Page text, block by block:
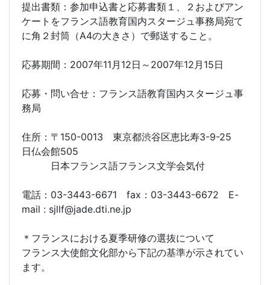
提出書類：参加申込書と応募書類１、２およびアン
ケートをフランス語教育国内スタージュ事務局宛て
に角２封筒（A4の大きさ）で郵送すること。
応募期間：2007年11月12日～2007年12月15日
応募・問い合せ：フランス語教育国内スタージュ事
務局
住所：〒150-0013 東京都渋谷区恵比寿3-9-25
日仏会館505
日本フランス語フランス文学会気付
電話：03-3443-6671 fax：03-3443-6672 E-
mail : sjllf@jade.dti.ne.jp
＊フランスにおける夏季研修の選抜について
フランス大使館文化部から下記の基準が示されてい
ます。